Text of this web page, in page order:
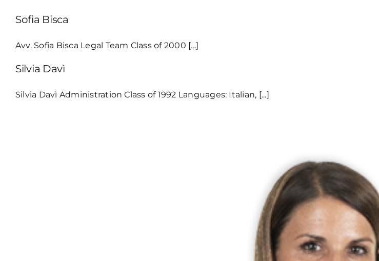
Sofia Bisca
Avv. Sofia Bisca Legal Team Class of 2000 [...]
Silvia Davì
Silvia Davì Administration Class of 1992 Languages: Italian, [...]